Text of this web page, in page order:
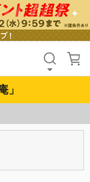
」